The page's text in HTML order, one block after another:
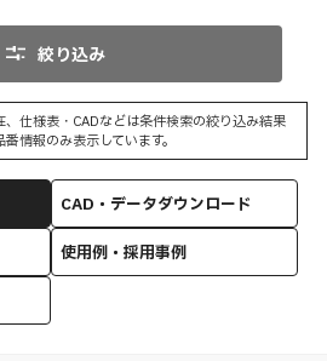
絞り込み
、仕様表・CADなどは条件検索の絞り込み結果
番情報のみ表示しています。
CAD・データダウンロード
使用例・採用事例